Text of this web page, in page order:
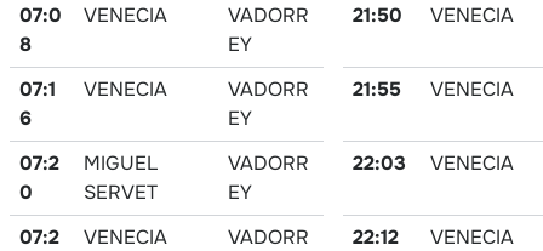
07:0
8
VENECIA
VADORR
EY
07:1
6
VENECIA
VADORR
EY
07:2
0
MIGUEL
SERVET
VADORR
EY
07:2
VENECIA
VADORR
21:50 VENECIA
21:55 VENECIA
22:03 VENECIA
22:12 VENECIA